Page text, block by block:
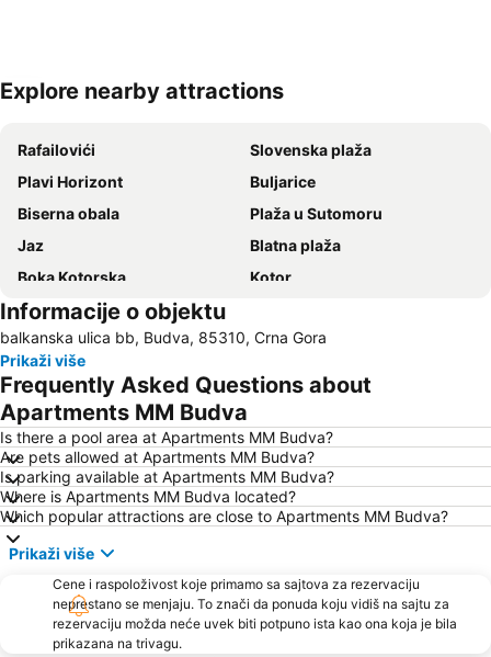
Explore nearby attractions
Rafailovići
Slovenska plaža
Plavi Horizont
Buljarice
Biserna obala
Plaža u Sutomoru
Jaz
Blatna plaža
Boka Kotorska
Kotor
Bečićka plaža
Seljanovo
Lučice
Kraljičina plaža
Stari grad Budva
Pržno
Porto Montenegro
Žanjice
Buljarica
Gradska plaža
Ostrvo cveća
Tivat
Crvena plaža
Waikiki
Stari grad Herceg Novi
Uvala Valdanos
Kamenovo
Kraljičina plaža
Izletište Rose
Informacije o objektu
balkanska ulica bb, Budva, 85310, Crna Gora
Prikaži više
Frequently Asked Questions about
Apartments MM Budva
Is there a pool area at Apartments MM Budva?
Are pets allowed at Apartments MM Budva?
Is parking available at Apartments MM Budva?
Where is Apartments MM Budva located?
Which popular attractions are close to Apartments MM Budva?
Prikaži više
Cene i raspoloživost koje primamo sa sajtova za rezervaciju
neprestano se menjaju. To znači da ponuda koju vidiš na sajtu za
rezervaciju možda neće uvek biti potpuno ista kao ona koja je bila
prikazana na trivagu.